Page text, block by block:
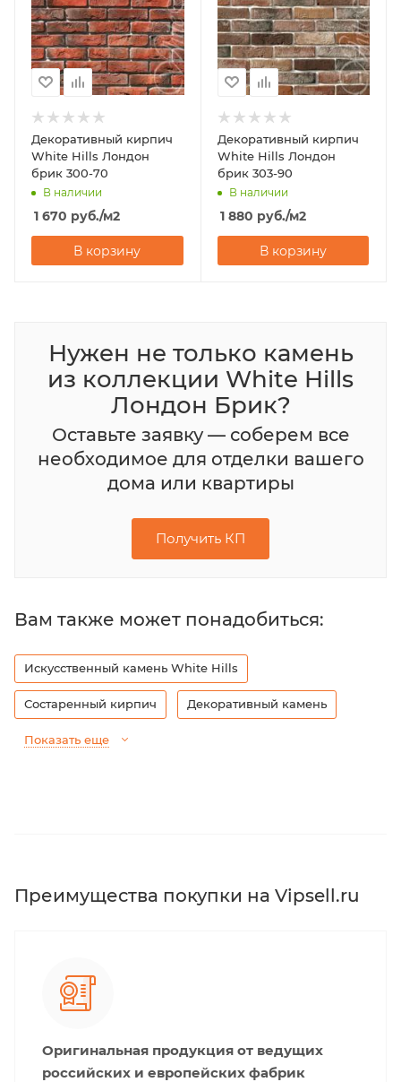
Декоративный кирпич
White Hills Лондон
брик 300-70
В наличии
1 670 руб./м2
В корзину
Декоративный кирпич
White Hills Лондон
брик 303-90
В наличии
1 880 руб./м2
В корзину
Нужен не только камень
из коллекции White Hills
Лондон Брик?
Оставьте заявку — соберем все
необходимое для отделки вашего
дома или квартиры
Получить КП
Вам также может понадобиться:
Искусственный камень White Hills
Состаренный кирпич Декоративный камень
Показать еще
Преимущества покупки на Vipsell.ru
Оригинальная продукция от ведущих
российских и европейских фабрик